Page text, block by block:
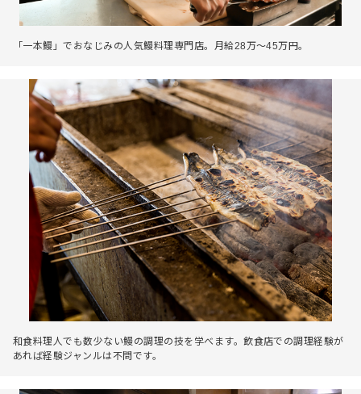
「一本鰻」でおなじみの人気鰻料理専門店。月給28万～45万円。
和食料理人でも数少ない鰻の調理の技を学べます。飲食店での調理経験が
あれば経験ジャンルは不問です。